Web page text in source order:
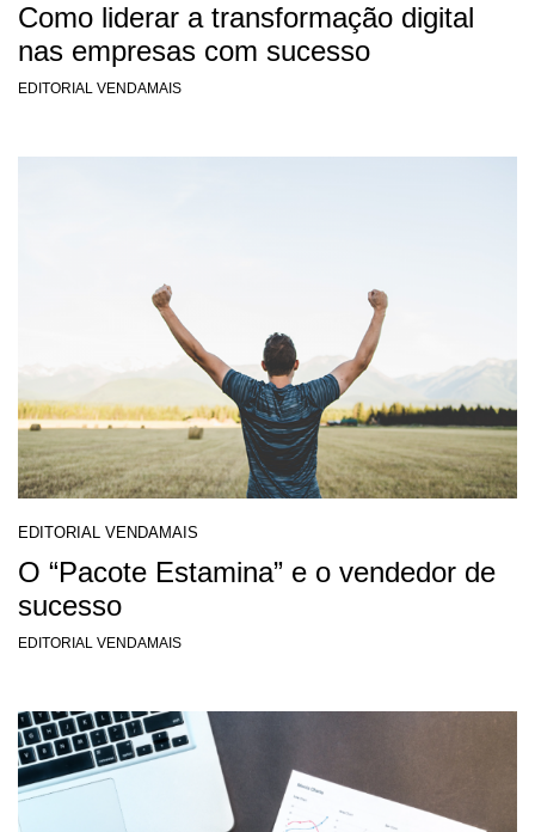
Como liderar a transformação digital
nas empresas com sucesso
EDITORIAL VENDAMAIS
EDITORIAL VENDAMAIS
O “Pacote Estamina” e o vendedor de
sucesso
EDITORIAL VENDAMAIS